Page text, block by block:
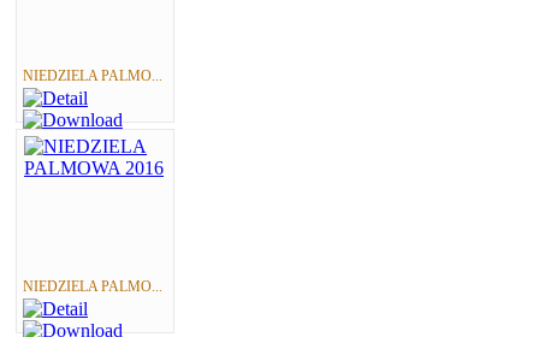
NIEDZIELA PALMO...
NIEDZIELA PALMO...